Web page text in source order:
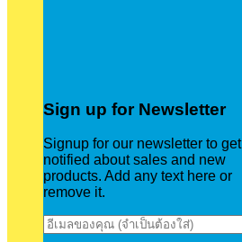
Sign up for Newsletter
Signup for our newsletter to get
notified about sales and new
products. Add any text here or
remove it.